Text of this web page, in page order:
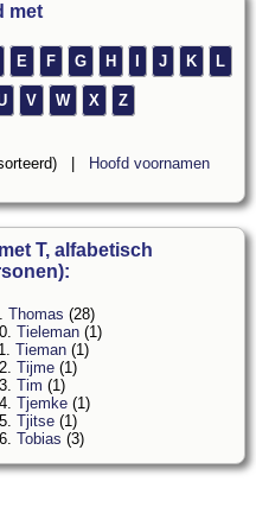
met
E F G H J K L
V W X Z
| Hoofd voornamen
T, alfabetisch
Thomas (28)
Tieleman (1)
Tieman (1)
Tijme (1)
Tim (1)
Tjemke (1)
Tjitse (1)
Tobias (3)